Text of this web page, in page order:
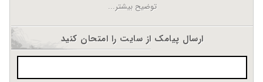
توضیح بیشتر...
ارسال پیامک از سایت را امتحان کنید